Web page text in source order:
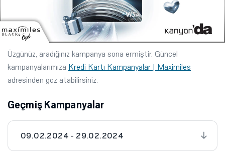
Üzgünüz, aradığınız kampanya sona ermiştir. Güncel
kampanyalarımıza Kredi Kartı Kampanyalar | Maximiles
adresinden göz atabilirsiniz.
Geçmiş Kampanyalar
09.02.2024 - 29.02.2024